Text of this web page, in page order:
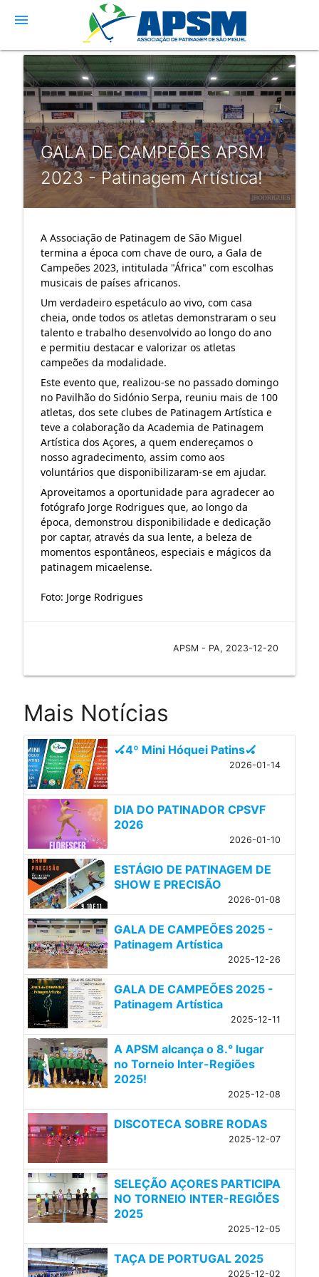
menu
GALA DE CAMPEÕES APSM
2023 - Patinagem Artística!
A Associação de Patinagem de São Miguel
termina a época com chave de ouro, a Gala de
Campeões 2023, intitulada "África" com escolhas
musicais de países africanos.
Um verdadeiro espetáculo ao vivo, com casa
cheia, onde todos os atletas demonstraram o seu
talento e trabalho desenvolvido ao longo do ano
e permitiu destacar e valorizar os atletas
campeões da modalidade.
Este evento que, realizou-se no passado domingo
no Pavilhão do Sidónio Serpa, reuniu mais de 100
atletas, dos sete clubes de Patinagem Artística e
teve a colaboração da Academia de Patinagem
Artística dos Açores, a quem endereçamos o
nosso agradecimento, assim como aos
voluntários que disponibilizaram-se em ajudar.
Aproveitamos a oportunidade para agradecer ao
fotógrafo Jorge Rodrigues que, ao longo da
época, demonstrou disponibilidade e dedicação
por captar, através da sua lente, a beleza de
momentos espontâneos, especiais e mágicos da
patinagem micaelense.
Foto: Jorge Rodrigues
APSM - PA, 2023-12-20
Mais Notícias
🏑4º Mini Hóquei Patins🏑
2026-01-14
DIA DO PATINADOR CPSVF
2026
2026-01-10
ESTÁGIO DE PATINAGEM DE
SHOW E PRECISÃO
2026-01-08
GALA DE CAMPEÕES 2025 -
Patinagem Artística
2025-12-26
GALA DE CAMPEÕES 2025 -
Patinagem Artística
2025-12-11
A APSM alcança o 8.° lugar
no Torneio Inter-Regiões
2025!
2025-12-08
DISCOTECA SOBRE RODAS
2025-12-07
SELEÇÃO AÇORES PARTICIPA
NO TORNEIO INTER-REGIÕES
2025
2025-12-05
TAÇA DE PORTUGAL 2025
2025-12-02